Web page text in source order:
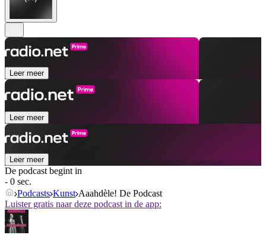
Leer meer
Leer meer
Leer meer
De podcast begint in
- 0 sec.
Podcasts Kunst Aaahdèle! De Podcast
Luister gratis naar deze podcast in de app: